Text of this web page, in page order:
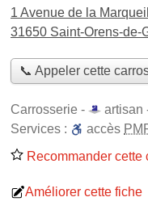
1 Avenue de la
31650 Saint-Orens-de-
📞 Appeler cette
Carrosserie - artisan
Services :
accès
Recommander cette
Améliorer cette fiche